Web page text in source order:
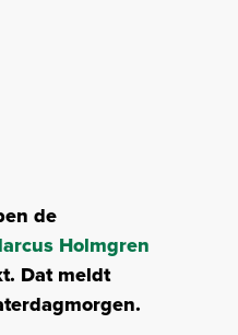
de
Holmgren
Dat meldt